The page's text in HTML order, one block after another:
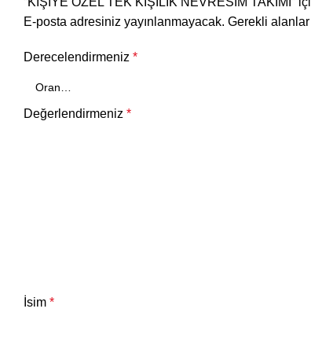
E-posta adresiniz yayınlanmayacak. Gerekli alanlar
Derecelendirmeniz *
Değerlendirmeniz *
İsim *